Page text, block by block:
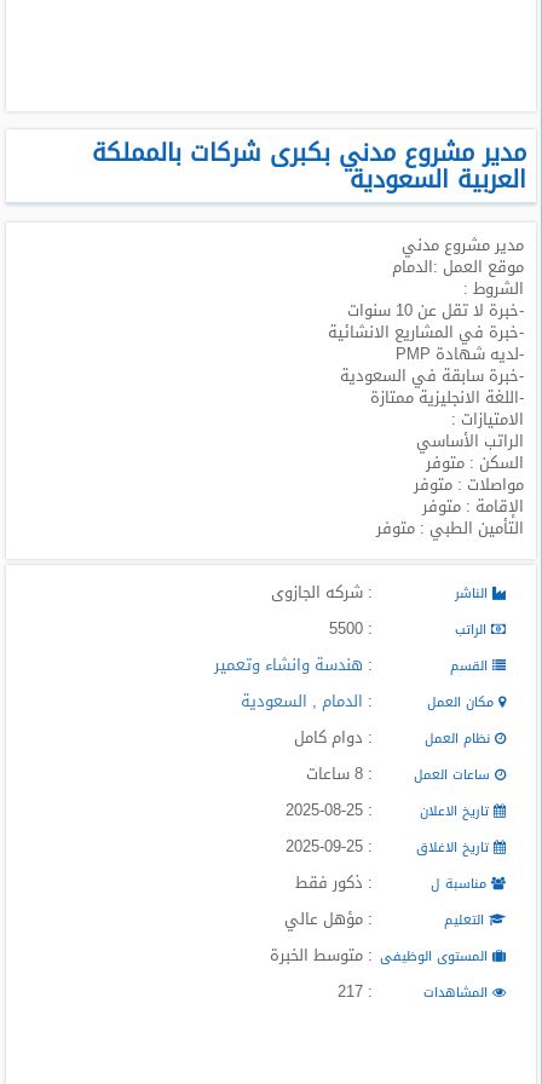
تصفح
الوظائف
وظائف
اليوم
وظائف
السعودية
اليوم
وظائف
مصر
اليوم
وظائف
حكومية
المدونة
مدير مشروع مدني بكبرى شركات بالمملكة
العربية السعودية
مدير مشروع مدني
موقع العمل :الدمام
الشروط :
-خبرة لا تقل عن 10 سنوات
-خبرة في المشاريع الانشائية
-لديه شهادة PMP
-خبرة سابقة في السعودية
-اللغة الانجليزية ممتازة
الامتيازات :
الراتب الأساسي
السكن : متوفر
مواصلات : متوفر
الإقامة : متوفر
التأمين الطبي : متوفر
الناشر : شركه الجازوى
الراتب : 5500
القسم : هندسة وانشاء وتعمير
مكان العمل : الدمام , السعودية
نظام العمل : دوام كامل
ساعات العمل : 8 ساعات
تاريخ الاعلان : 2025-08-25
تاريخ الاغلاق : 2025-09-25
مناسبة ل : ذكور فقط
التعليم : مؤهل عالي
المستوى الوظيفى : متوسط الخبرة
المشاهدات : 217